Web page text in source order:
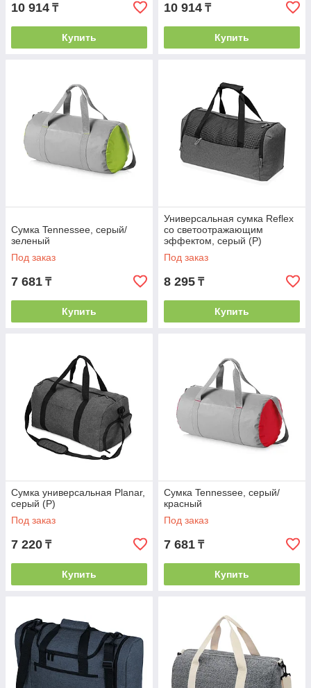
10 914 ₸
Купить
10 914 ₸
Купить
Сумка Tennessee, серый/
зеленый
Под заказ
7 681 ₸
Купить
Универсальная сумка Reflex
со светоотражающим
эффектом, серый (P)
Под заказ
8 295 ₸
Купить
Сумка универсальная Planar,
серый (P)
Под заказ
7 220 ₸
Купить
Сумка Tennessee, серый/
красный
Под заказ
7 681 ₸
Купить